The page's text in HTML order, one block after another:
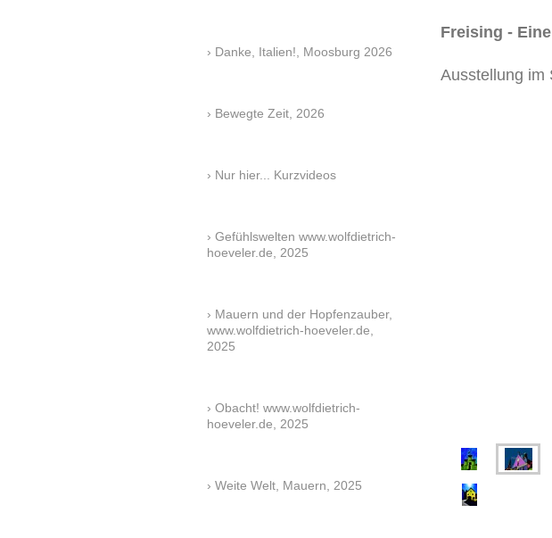
Freising -
Ausstellung im
Danke, Italien!, Moosburg 2026
Bewegte Zeit, 2026
Nur hier... Kurzvideos
Gefühlswelten www.wolfdietrich-
hoeveler.de, 2025
Mauern und der Hopfenzauber,
www.wolfdietrich-hoeveler.de,
2025
Obacht! www.wolfdietrich-
hoeveler.de, 2025
Weite Welt, Mauern, 2025